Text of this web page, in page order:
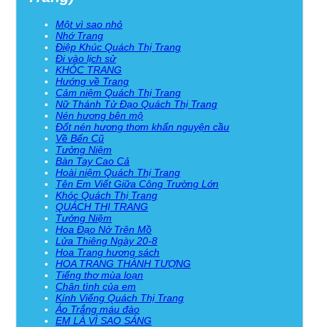
Một vì sao nhỏ
Nhớ Trang
Điệp Khúc Quách Thị Trang
Đi vào lịch sử
KHÓC TRANG
Hướng về Trang
Cảm niệm Quách Thị Trang
Nữ Thánh Tử Đạo Quách Thị Trang
Nén hương bên mộ
Đốt nén hương thơm khấn nguyện cầu
Về Bến Cũ
Tưởng Niệm
Bàn Tay Cao Cả
Hoài niệm Quách Thị Trang
Tên Em Viết Giữa Công Trường Lớn
Khóc Quách Thị Trang
QUÁCH THỊ TRANG
Tưởng Niệm
Hoa Đạo Nở Trên Mồ
Lửa Thiêng Ngày 20-8
Hoa Trang hương sách
HOA TRANG THÀNH TƯỢNG
Tiếng thơ mùa loạn
Chân tình của em
Kính Viếng Quách Thị Trang
Áo Trắng máu đào
EM LÀ VÌ SAO SÁNG